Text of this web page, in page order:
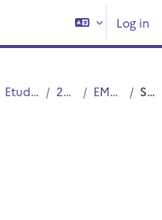
Log in
Etudes Medicales 2ND CYCLE EMARGEMENTS Summary